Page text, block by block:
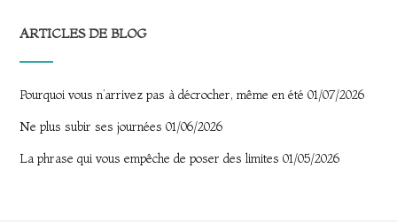
ARTICLES DE BLOG
Pourquoi vous n’arrivez pas à décrocher, même en été 01/07/2026
Ne plus subir ses journées 01/06/2026
La phrase qui vous empêche de poser des limites 01/05/2026